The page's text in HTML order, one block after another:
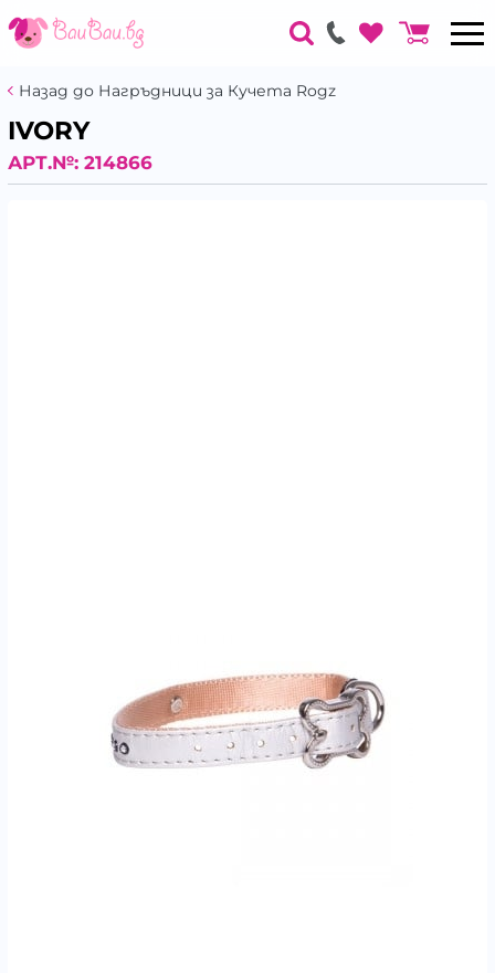
Назад до Нагръдници за Кучета Rogz
IVORY
АРТ.№: 214866